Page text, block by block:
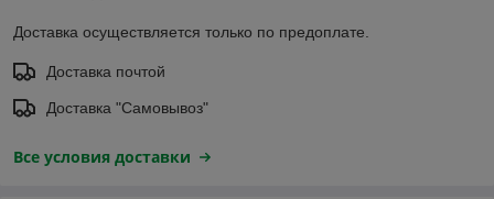
Доставка осуществляется только по предоплате.
Доставка почтой
Доставка "Самовывоз"
Все условия доставки